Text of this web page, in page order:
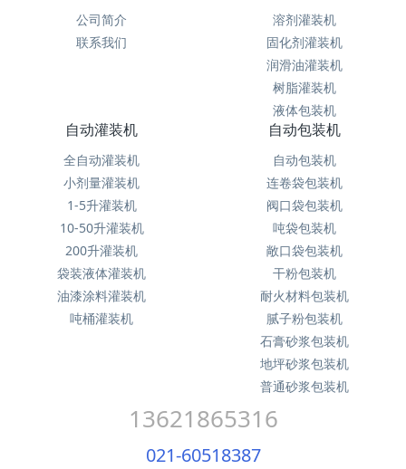
公司简介
联系我们
溶剂灌装机
固化剂灌装机
润滑油灌装机
树脂灌装机
液体包装机
自动灌装机
全自动灌装机
小剂量灌装机
1-5升灌装机
10-50升灌装机
200升灌装机
袋装液体灌装机
油漆涂料灌装机
吨桶灌装机
自动包装机
自动包装机
连卷袋包装机
阀口袋包装机
吨袋包装机
敞口袋包装机
干粉包装机
耐火材料包装机
腻子粉包装机
石膏砂浆包装机
地坪砂浆包装机
普通砂浆包装机
13621865316
021-60518387